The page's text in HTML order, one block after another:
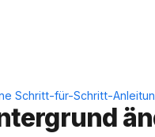
Schritt-für-Schritt-